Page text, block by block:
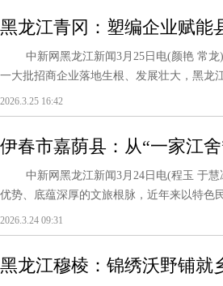
黑龙江青冈：塑编企业赋能
中新网黑龙江新闻3月25日电(颜艳 常龙)
一大批招商企业落地生根、发展壮大，黑龙
2026.3.25 16:42
伊春市嘉荫县：从“一家江
中新网黑龙江新闻3月24日电(程玉 于慧
优势、底蕴深厚的文旅根脉，近年来以特色
2026.3.24 09:31
黑龙江穆棱：锦绣沃野铺就